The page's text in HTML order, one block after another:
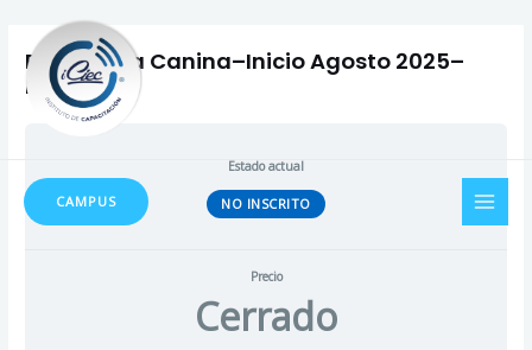
contenido
CAMPUS
Peluquería Canina–Inicio Agosto 2025–
Martes
Estado actual
NO INSCRITO
Precio
Cerrado